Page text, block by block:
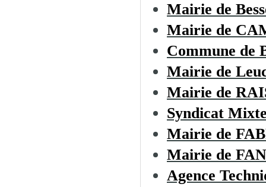
Mairie de
Mairie de
Commune de
Mairie de
Mairie de
Syndicat
Mairie de
Mairie de
Agence